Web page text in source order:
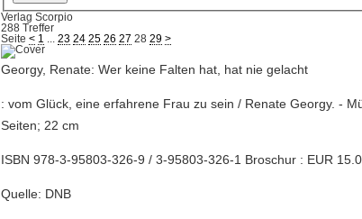
Verlag Scorpio
288 Treffer
Seite< 1 ...23 24 25 26 27 28 29 >
Georgy, Renate: Wer keine Falten hat, hat nie gelacht
: vom Glück, eine erfahrene Frau zu sein / Renate Georgy. -
Seiten; 22 cm
ISBN 978-3-95803-326-9 / 3-95803-326-1 Broschur : EUR
Quelle: DNB